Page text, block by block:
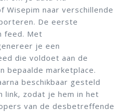
Wisepim naar verschillende
De eerste
feed. Met
je een
die voldoet aan de
bepaalde marketplace.
beschikbaar gesteld
link, zodat je hem in het
van de desbetreffende